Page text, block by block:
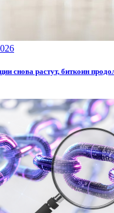
снова растут, биткоин